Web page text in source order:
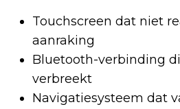
Touchscreen dat niet
aanraking
Bluetooth-verbinding
verbreekt
Navigatiesysteem dat